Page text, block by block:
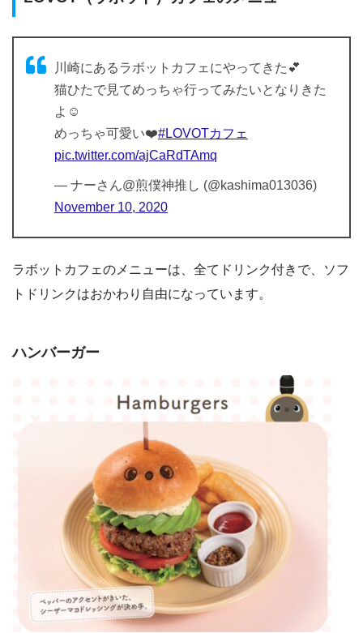
川崎にあるラボットカフェにやってきた💕
猫ひたで見てめっちゃ行ってみたいとなりきた
よ☺️
めっちゃ可愛い❤️#LOVOTカフェ
pic.twitter.com/ajCaRdTAmq
— ナーさん@煎僕神推し (@kashima013036)
November 10, 2020
ラボットカフェのメニューは、全てドリンク付きで、ソフ
トドリンクはおかわり自由になっています。
ハンバーガー